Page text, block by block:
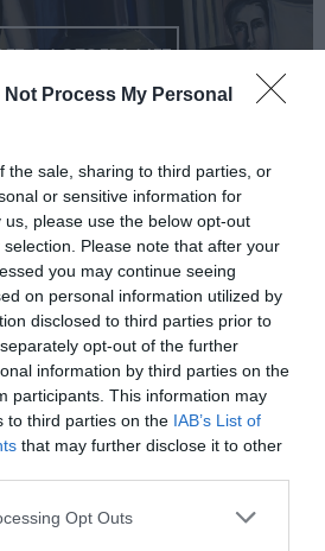
Not Process My Personal
the sale, sharing to third parties, or
or sensitive information for
please use the below opt-out
Please note that after your
you may continue seeing
on personal information utilized by
disclosed to third parties prior to
opt-out of the further
information by third parties on the
participants. This information may
to third parties on the IAB’s List of
that may further disclose it to other
Opt Outs
6 ΦΩΤΟΓΡΑΦΙΕΣ
του διαδρομή τρεις
κύκλοι του έργου του:
η οποία διήρκησε μέχρι το
με μια αναδρομική έκθεση στο
– 1972)